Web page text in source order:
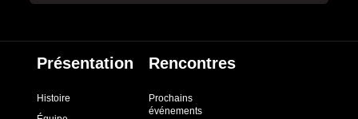
Présentation
Histoire
Rencontres
Prochains
événements